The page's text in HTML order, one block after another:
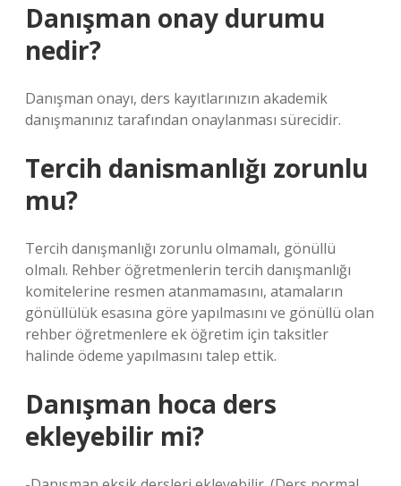
Danışman onay durumu
nedir?
Danışman onayı, ders kayıtlarınızın akademik
danışmanınız tarafından onaylanması sürecidir.
Tercih danismanlığı zorunlu
mu?
Tercih danışmanlığı zorunlu olmamalı, gönüllü
olmalı. Rehber öğretmenlerin tercih danışmanlığı
komitelerine resmen atanmamasını, atamaların
gönüllülük esasına göre yapılmasını ve gönüllü olan
rehber öğretmenlere ek öğretim için taksitler
halinde ödeme yapılmasını talep ettik.
Danışman hoca ders
ekleyebilir mi?